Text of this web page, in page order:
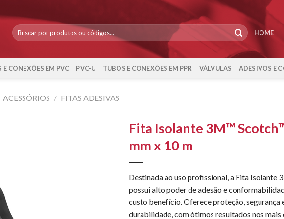
HOME
E CONEXÕES EM PVC PVC-U TUBOS E CONEXÕES EM PPR VÁLVULAS ADESIVOS E
ACESSÓRIOS / FITAS ADESIVAS
Fita Isolante 3M™
mm x 10 m
Destinada ao uso profissional, a Fita Isolante
possui alto poder de adesão e
custo benefício. Oferece proteção, segurança
durabilidade, com ótimos resultados nos mais